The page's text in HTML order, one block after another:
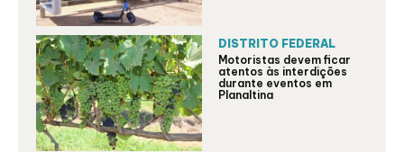
DISTRITO FEDERAL
Motoristas devem ficar
atentos às interdições
durante eventos em
Planaltina